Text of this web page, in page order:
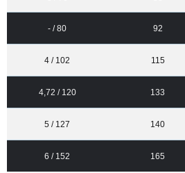
- / 80 92
4 / 102 115
4,72 / 120 133
5 / 127 140
6 / 152 165